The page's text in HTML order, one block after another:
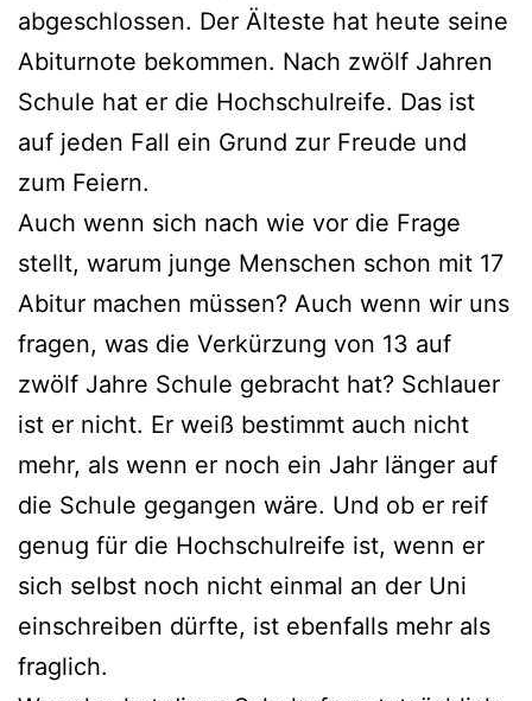
abgeschlossen. Der Älteste hat heute seine
Abiturnote bekommen. Nach zwölf Jahren
Schule hat er die Hochschulreife. Das ist
auf jeden Fall ein Grund zur Freude und
zum Feiern.
Auch wenn sich nach wie vor die Frage
stellt, warum junge Menschen schon mit 17
Abitur machen müssen? Auch wenn wir uns
fragen, was die Verkürzung von 13 auf
zwölf Jahre Schule gebracht hat? Schlauer
ist er nicht. Er weiß bestimmt auch nicht
mehr, als wenn er noch ein Jahr länger auf
die Schule gegangen wäre. Und ob er reif
genug für die Hochschulreife ist, wenn er
sich selbst noch nicht einmal an der Uni
einschreiben dürfte, ist ebenfalls mehr als
fraglich.